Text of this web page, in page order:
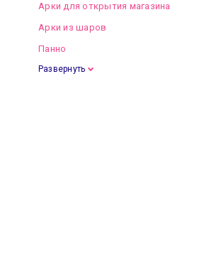
Арки для открытия магазина
Арки из шаров
Панно
Развернуть